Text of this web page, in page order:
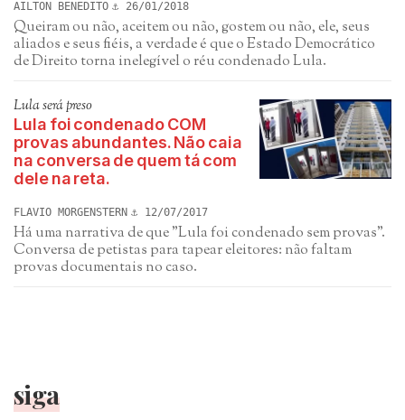
AILTON BENEDITO 26/01/2018
Queiram ou não, aceitem ou não, gostem ou não, ele, seus
aliados e seus fiéis, a verdade é que o Estado Democrático
de Direito torna inelegível o réu condenado Lula.
Lula será preso
Lula foi condenado COM
provas abundantes. Não caia
na conversa de quem tá com
dele na reta.
FLAVIO MORGENSTERN 12/07/2017
Há uma narrativa de que "Lula foi condenado sem provas".
Conversa de petistas para tapear eleitores: não faltam
provas documentais no caso.
siga